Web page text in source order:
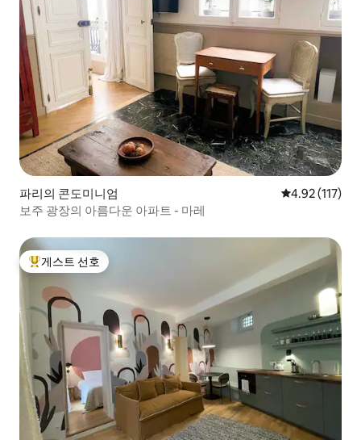
파리의 콘도미니엄 평점 4.92점(5
4.92 (117)
보주 광장의 아름다운 아파트 - 마레
상위 게스트 선호
게스트 선호